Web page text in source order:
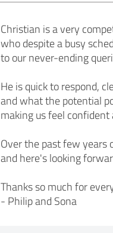
Christian is a very
who despite a busy
to our never-ending
He is quick to respond,
and what the potential
making us feel
Over the past few years
and here's looking
Thanks so much for
- Philip and Sona